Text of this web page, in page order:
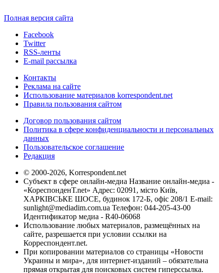
Полная версия сайта
Facebook
Twitter
RSS-ленты
E-mail рассылка
Контакты
Реклама на сайте
Использование материалов korrespondent.net
Правила пользования сайтом
Договор пользования сайтом
Политика в сфере конфиденциальности и персональных
данных
Пользовательское соглашение
Редакция
© 2000-2026, Korrespondent.net
Субъект в сфере онлайн-медиа Название онлайн-медиа -
«КореспонденТ.net» Адрес: 02091, місто Київ,
ХАРКІВСЬКЕ ШОСЕ, будинок 172-Б, офіс 208/1 E-mail:
sunlight@mediadim.com.ua Телефон: 044-205-43-00
Идентификатор медиа - R40-06068
Использование любых материалов, размещённых на
сайте, разрешается при условии ссылки на
Корреспондент.net.
При копировании материалов со страницы «Новости
Украины и мира», для интернет-изданий – обязательна
прямая открытая для поисковых систем гиперссылка.